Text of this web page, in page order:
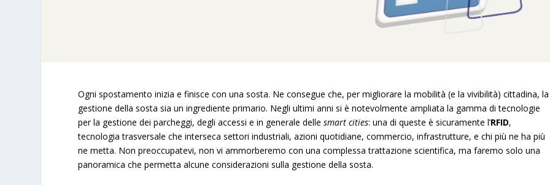
Ogni spostamento inizia e finisce con una sosta. Ne consegue che, per migliorare la mobilità (e la vivibilità) cittadina, la
gestione della sosta sia un ingrediente primario. Negli ultimi anni si è notevolmente ampliata la gamma di tecnologie
per la gestione dei parcheggi, degli accessi e in generale dellesmart cities: una di queste è sicuramente l’RFID,
tecnologia trasversale che interseca settori industriali, azioni quotidiane, commercio, infrastrutture, e chi più ne ha più
ne metta. Non preoccupatevi, non vi ammorberemo con una complessa trattazione scientifica, ma faremo solo una
panoramica che permetta alcune considerazioni sulla gestione della sosta.